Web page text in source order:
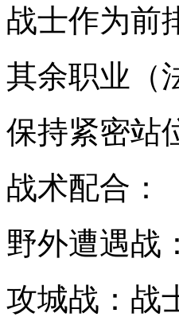
战士作为前
其余职业（
保持紧密站
战术配合：
野外遭遇战
攻城战：战